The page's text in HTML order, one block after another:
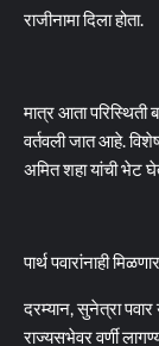
राजीनामा दिला होता.
मात्र आता
वर्तवली जात आहे.
अमित शहा यांची भेट
पार्थ पवारांनाही
दरम्यान, सुनेत्रा पवार
राज्यसभेवर वर्णी